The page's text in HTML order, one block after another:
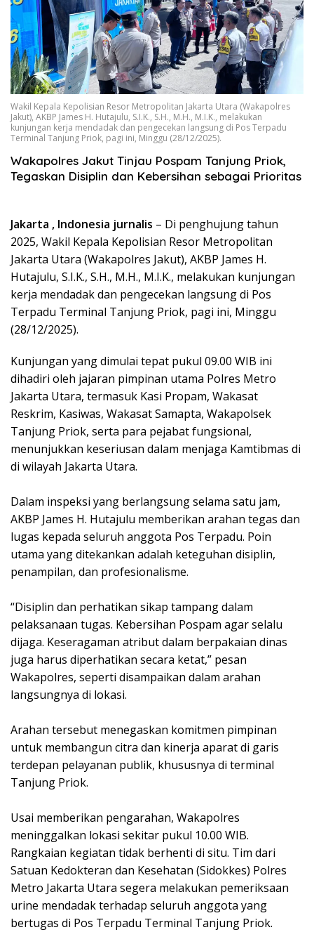
Wakil Kepala Kepolisian Resor Metropolitan Jakarta Utara (Wakapolres
Jakut), AKBP James H. Hutajulu, S.I.K., S.H., M.H., M.I.K., melakukan
kunjungan kerja mendadak dan pengecekan langsung di Pos Terpadu
Terminal Tanjung Priok, pagi ini, Minggu (28/12/2025).
‎Wakapolres Jakut Tinjau Pospam Tanjung Priok,
Tegaskan Disiplin dan Kebersihan sebagai Prioritas
‎Jakarta , Indonesia jurnalis – Di penghujung tahun
2025, Wakil Kepala Kepolisian Resor Metropolitan
Jakarta Utara (Wakapolres Jakut), AKBP James H.
Hutajulu, S.I.K., S.H., M.H., M.I.K., melakukan kunjungan
kerja mendadak dan pengecekan langsung di Pos
Terpadu Terminal Tanjung Priok, pagi ini, Minggu
(28/12/2025).
‎Kunjungan yang dimulai tepat pukul 09.00 WIB ini
dihadiri oleh jajaran pimpinan utama Polres Metro
Jakarta Utara, termasuk Kasi Propam, Wakasat
Reskrim, Kasiwas, Wakasat Samapta, Wakapolsek
Tanjung Priok, serta para pejabat fungsional,
menunjukkan keseriusan dalam menjaga Kamtibmas di
di wilayah Jakarta Utara.
‎Dalam inspeksi yang berlangsung selama satu jam,
AKBP James H. Hutajulu memberikan arahan tegas dan
lugas kepada seluruh anggota Pos Terpadu. Poin
utama yang ditekankan adalah keteguhan disiplin,
penampilan, dan profesionalisme.
‎“Disiplin dan perhatikan sikap tampang dalam
pelaksanaan tugas. Kebersihan Pospam agar selalu
dijaga. Keseragaman atribut dalam berpakaian dinas
juga harus diperhatikan secara ketat,” pesan
Wakapolres, seperti disampaikan dalam arahan
langsungnya di lokasi.
‎Arahan tersebut menegaskan komitmen pimpinan
untuk membangun citra dan kinerja aparat di garis
terdepan pelayanan publik, khususnya di terminal
Tanjung Priok.
‎Usai memberikan pengarahan, Wakapolres
meninggalkan lokasi sekitar pukul 10.00 WIB.
Rangkaian kegiatan tidak berhenti di situ. Tim dari
Satuan Kedokteran dan Kesehatan (Sidokkes) Polres
Metro Jakarta Utara segera melakukan pemeriksaan
urine mendadak terhadap seluruh anggota yang
bertugas di Pos Terpadu Terminal Tanjung Priok.